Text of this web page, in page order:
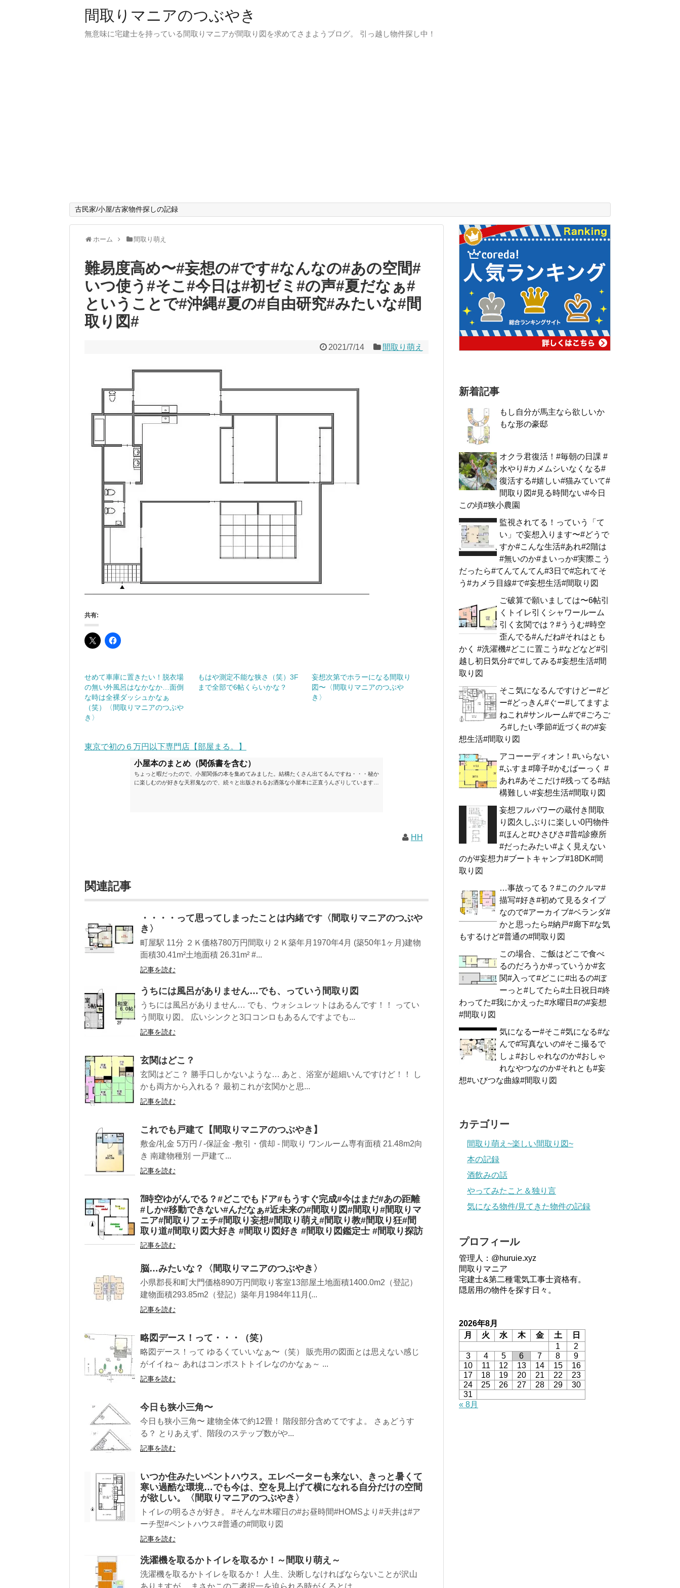
間取りマニアのつぶやき
無意味に宅建士を持っている間取りマニアが間取り図を求めてさまようブログ。 引っ越し物件探し中！
古民家/小屋/古家物件探しの記録
ホーム 間取り萌え
難易度高め〜#妄想の#です#なんなの#あの空間#
いつ使う#そこ#今日は#初ゼミ#の声#夏だなぁ#
ということで#沖縄#夏の#自由研究#みたいな#間
取り図#
2021/7/14 間取り萌え
共有:
せめて車庫に置きたい！脱衣場
の無い外風呂はなかなか…面倒
な時は全裸ダッシュかなぁ
（笑）〈間取りマニアのつぶや
き〉
もはや測定不能な狭さ（笑）3F
まで全部で6帖くらいかな？
妄想次第でホラーになる間取り
図〜〈間取りマニアのつぶや
き〉
東京で初の６万円以下専門店【部屋まる。】
小屋本のまとめ（関係書を含む）
ちょっと暇だったので、小屋関係の本を集めてみました。結構たくさん出てるんですね・・・秘か
に楽しむのが好きな天邪鬼なので、続々と出版されるお洒落な小屋本に正直うんざりしています
HH
関連記事
・・・・って思ってしまったことは内緒です〈間取りマニアのつぶや
き〉
町屋駅 11分 ２Ｋ価格780万円間取り２Ｋ築年月1970年4月 (築50年1ヶ月)建物
面積30.41m²土地面積 26.31m² #...
記事を読む
うちには風呂がありません…でも、っていう間取り図
うちには風呂がありません… でも、ウォシュレットはあるんです！！ ってい
う間取り図。 広いシンクと3口コンロもあるんですよでも...
記事を読む
玄関はどこ？
玄関はどこ？ 勝手口しかないような… あと、浴室が超細いんですけど！！ し
かも両方から入れる？ 最初これが玄関かと思...
記事を読む
これでも戸建て【間取りマニアのつぶやき】
敷金/礼金 5万円 / -保証金 -敷引・償却 - 間取り ワンルーム専有面積 21.48m2向
き 南建物種別 一戸建て...
記事を読む
⁈時空ゆがんでる？#どこでもドア#もうすぐ完成#今はまだ#あの距離
#しか#移動できない#んだなぁ#近未来の#間取り図#間取り#間取りマ
ニア#間取りフェチ#間取り妄想#間取り萌え#間取り教#間取り狂#間
取り道#間取り図大好き #間取り図好き #間取り図鑑定士 #間取り探訪
記事を読む
脳…みたいな？〈間取りマニアのつぶやき〉
小県郡長和町大門価格890万円間取り客室13部屋土地面積1400.0m2（登記）
建物面積293.85m2（登記）築年月1984年11月(...
記事を読む
略図デース！って・・・（笑）
略図デース！って ゆるくていいなぁ〜（笑） 販売用の図面とは思えない感じ
がイイね～ あれはコンポストトイレなのかなぁ～ ...
記事を読む
今日も狭小三角〜
今日も狭小三角〜 建物全体で約12畳！ 階段部分含めてですよ。 さぁどうす
る？ とりあえず、階段のステップ数がや...
記事を読む
いつか住みたいペントハウス。エレベーターも来ない、きっと暑くて
寒い過酷な環境…でも今は、空を見上げて横になれる自分だけの空間
が欲しい。〈間取りマニアのつぶやき〉
トイレの明るさが好き。 #そんな#木曜日の#お昼時間#HOMSより#天井は#ア
ーチ型#ペントハウス#普通の#間取り図
記事を読む
洗濯機を取るかトイレを取るか！～間取り萌え～
洗濯機を取るかトイレを取るか！ 人生、決断しなければならないことが沢山
新着記事
もし自分が馬主なら欲しいか
もな形の豪邸
オクラ君復活！#毎朝の日課 #
水やり#カメムシいなくなる#
復活する#嬉しい#猫みていて#
間取り図#見る時間ない#今日
この頃#狭小農園
監視されてる！っていう「て
い」で妄想入ります〜#どうで
すか#こんな生活#あれ#2階は
#無いのか#まいっか#実際こう
だったら#てんてんてん#3日で#忘れてそ
う#カメラ目線#で#妄想生活#間取り図
ご破算で願いましては〜6帖引
くトイレ引くシャワールーム
引く玄関では？#ううむ#時空
歪んでる#んだね#それはとも
かく #洗濯機#どこに置こう#などなど#引
越し初日気分#で#してみる#妄想生活#間
取り図
そこ気になるんですけどー#ど
ー#どっきん#ぐー#してますよ
ねこれ#サンルーム#で#ごろご
ろ#したい季節#近づく#の#妄
想生活#間取り図
アコーーディオン！#いらない
#ふすま#障子#かむばーっく #
あれ#あそこだけ#残ってる#結
構難しい#妄想生活#間取り図
妄想フルパワーの蔵付き間取
り図久しぶりに楽しい0円物件
#ほんと#ひさびさ#昔#診療所
#だったみたい#よく見えない
のが#妄想力#ブートキャンプ#18DK#間
取り図
…事故ってる？#このクルマ#
描写#好き#初めて見るタイプ
なので#アーカイブ#ベランダ#
かと思ったら#納戸#廊下#な気
もするけど#普通の#間取り図
この場合、ご飯はどこで食べ
るのだろうか#っていうか#玄
関#入って#どこに#出るの#ぼ
ーっと#してたら#土日祝日#終
わってた#我にかえった#水曜日#の#妄想
#間取り図
気になるー#そこ#気になる#な
んで#写真ないの#そこ撮るで
しょ#おしゃれなのか#おしゃ
れなやつなのか#それとも#妄
想#いびつな曲線#間取り図
カテゴリー
間取り萌え~楽しい間取り図~
本の記録
酒飲みの話
やってみたこと＆独り言
気になる物件/見てきた物件の記録
プロフィール
管理人：@huruie.xyz
間取りマニア
宅建士&第二種電気工事士資格有。
隠居用の物件を探す日々。
2026年8月
月
火 水 木 金 土
日
1
2
3
4 5 6 7 8
9
10
11 12 13 14 15
16
17
18 19 20 21 22
23
24
25 26 27 28 29
30
31
« 8月